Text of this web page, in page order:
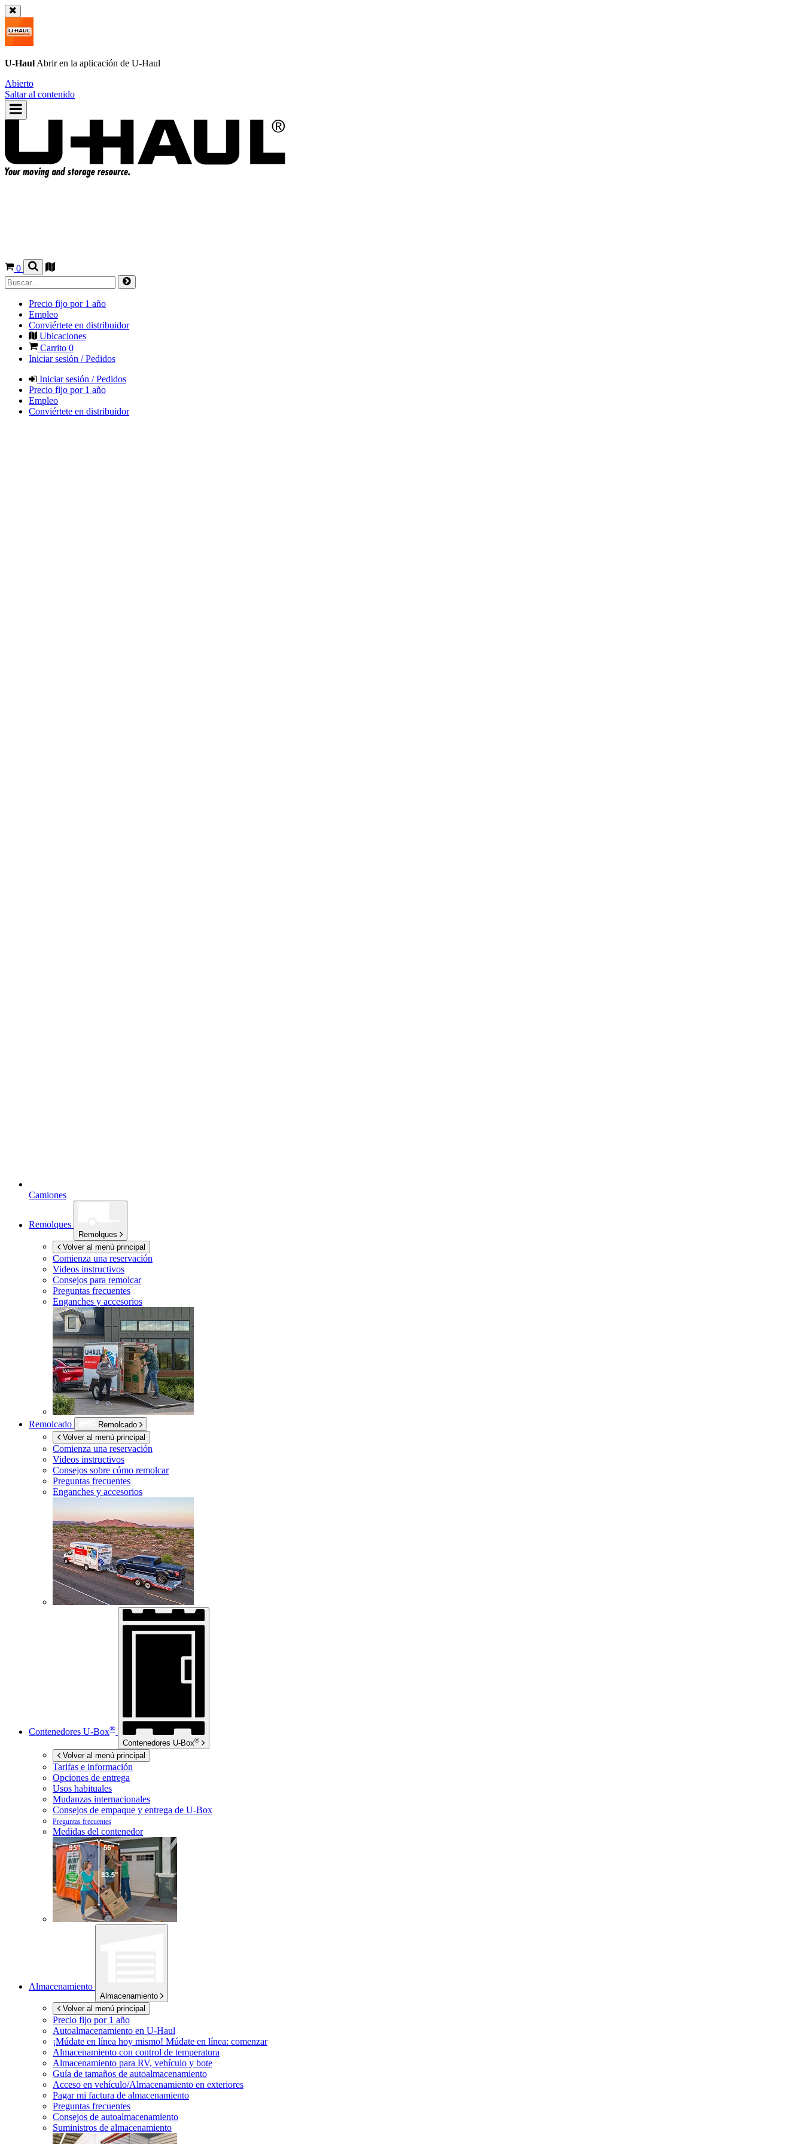
U-Haul Abrir en la aplicación de U-Haul
Abierto
Saltar al contenido
0
Precio fijo por 1 año
Empleo
Conviértete en distribuidor
Ubicaciones
Carrito 0
Iniciar sesión / Pedidos
Iniciar sesión / Pedidos
Precio fijo por 1 año
Empleo
Conviértete en distribuidor
Camiones
Remolques
Remolques
Volver al menú principal
Comienza una reservación
Videos instructivos
Consejos para remolcar
Preguntas frecuentes
Enganches y accesorios
Remolcado
Remolcado
Volver al menú principal
Comienza una reservación
Videos instructivos
Consejos sobre cómo remolcar
Preguntas frecuentes
Enganches y accesorios
Contenedores U-Box®
Contenedores U-Box®
Volver al menú principal
Tarifas e información
Opciones de entrega
Usos habituales
Mudanzas internacionales
Consejos de empaque y entrega de U-Box
Preguntas frecuentes
Medidas del contenedor
Almacenamiento
Almacenamiento
Volver al menú principal
Precio fijo por 1 año
Autoalmacenamiento en U-Haul
¡Múdate en línea hoy mismo! Múdate en línea: comenzar
Almacenamiento con control de temperatura
Almacenamiento para RV, vehículo y bote
Guía de tamaños de autoalmacenamiento
Acceso en vehículo/Almacenamiento en exteriores
Pagar mi factura de almacenamiento
Preguntas frecuentes
Consejos de autoalmacenamiento
Suministros de almacenamiento